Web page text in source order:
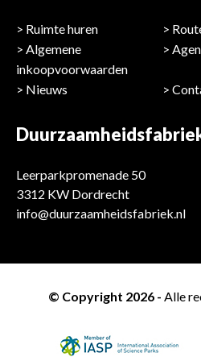
Ruimte huren
Algemene
inkoopvoorwaarden
Nieuws
Leerparkpromenade 50
3312 KW Dordrecht
info@duurzaamheidsfabriek.nl
© Copyright 2026 - Alle